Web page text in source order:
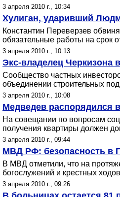
3 апреля 2010 г., 10:34
Хулиган, ударивший
Константин Переверзев
обязательные работы на срок
3 апреля 2010 г., 10:13
Экс-владелец Черкизона
Сообщество частных
объединении строительных
3 апреля 2010 г., 10:08
Медведев распорядился
На совещании по вопросам
получения квартиры должен
3 апреля 2010 г., 09:44
МВД РФ: безопасность в
В МВД отметили, что на
богослужений и крестных
3 апреля 2010 г., 09:26